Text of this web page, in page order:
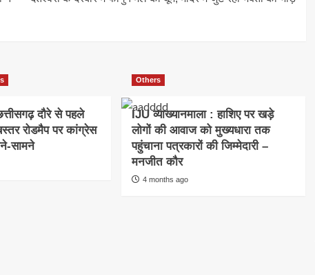
दौरे से पहले
रोडमैप पर कांग्रेस
सामने
Others
IJU व्याख्यानमाला : हाशिए पर खड़े
लोगों की आवाज को मुख्यधारा तक
पहुंचाना पत्रकारों की जिम्मेदारी –
मनजीत कौर
4 months ago